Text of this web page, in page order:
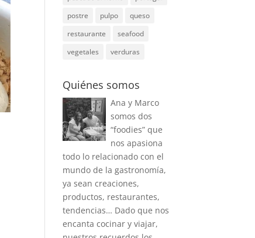
postre
pulpo
queso
restaurante
seafood
vegetales
verduras
Quiénes somos
Ana y Marco
somos dos
“foodies” que
nos apasiona
todo lo relacionado con el
mundo de la gastronomía,
ya sean creaciones,
productos, restaurantes,
tendencias… Dado que nos
encanta cocinar y viajar,